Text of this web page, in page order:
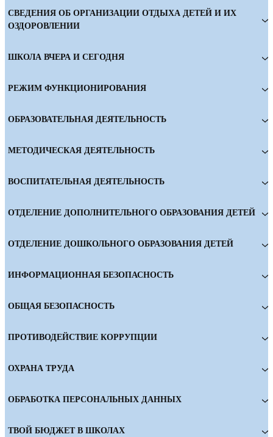
СВЕДЕНИЯ ОБ ОРГАНИЗАЦИИ ОТДЫХА ДЕТЕЙ И ИХ
ОЗДОРОВЛЕНИИ
ШКОЛА ВЧЕРА И СЕГОДНЯ
РЕЖИМ ФУНКЦИОНИРОВАНИЯ
ОБРАЗОВАТЕЛЬНАЯ ДЕЯТЕЛЬНОСТЬ
МЕТОДИЧЕСКАЯ ДЕЯТЕЛЬНОСТЬ
ВОСПИТАТЕЛЬНАЯ ДЕЯТЕЛЬНОСТЬ
ОТДЕЛЕНИЕ ДОПОЛНИТЕЛЬНОГО ОБРАЗОВАНИЯ ДЕТЕЙ
ОТДЕЛЕНИЕ ДОШКОЛЬНОГО ОБРАЗОВАНИЯ ДЕТЕЙ
ИНФОРМАЦИОННАЯ БЕЗОПАСНОСТЬ
ОБЩАЯ БЕЗОПАСНОСТЬ
ПРОТИВОДЕЙСТВИЕ КОРРУПЦИИ
ОХРАНА ТРУДА
ОБРАБОТКА ПЕРСОНАЛЬНЫХ ДАННЫХ
ТВОЙ БЮДЖЕТ В ШКОЛАХ